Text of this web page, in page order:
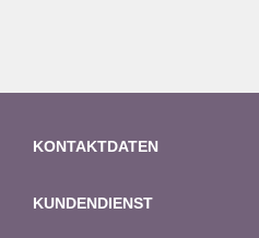
KONTAKTDATEN
KUNDENDIENST